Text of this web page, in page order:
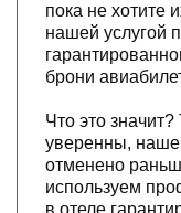
пока не хотите
нашей услугой
брони
Что это
уверенны, наше
отменено
используем